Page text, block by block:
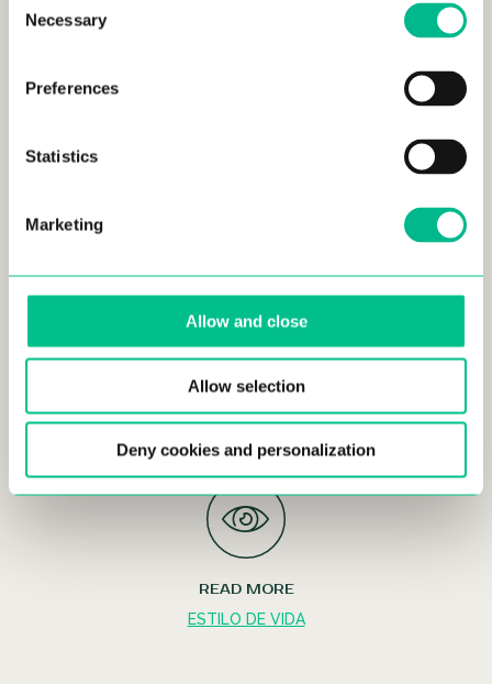
Selection
Necessary
Preferences
Statistics
Marketing
Allow and close
Allow selection
Deny cookies and personalization
recomendamos que traigas tu propia cuchara. Querrás
probar tantas sopas como sea posible, y tener tu propia
cubiertos de plástico (#sostenibilidad).
festival de Lille y que incluso aprendas una o dos
tus compañeros del
Créditos fotográficos:
Todas las fotos se utilizan a través de la
Licencia de Medios Gratuitos de Canva
READ MORE
ESTILO DE VIDA